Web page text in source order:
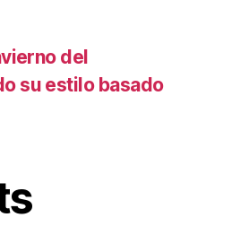
del
su estilo basado